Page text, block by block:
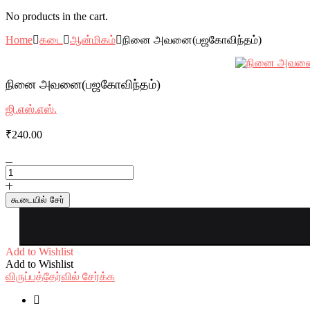
No products in the cart.
Home கடை ஆன்மிகம் நினை அவனை(பஜகோவிந்தம்)
நினை அவனை(பஜகோவிந்தம்)
ஜி.எஸ்.எஸ்.
₹240.00
நினை
அவனை(பஜகோவிந்தம்)
quantity
கூடையில் சேர்
Add to Wishlist
Add to Wishlist
விருப்பத்தேர்வில் சேர்க்க